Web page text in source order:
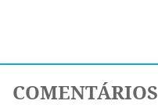
COMENTÁRIOS